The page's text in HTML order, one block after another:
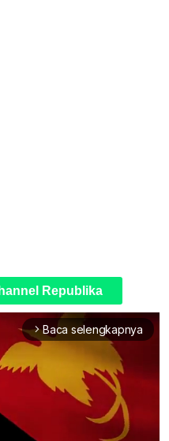
Republika
arrow_forward_ios Baca selengkapnya